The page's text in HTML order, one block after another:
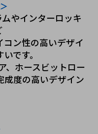
やインターロッキ
ン性の高いデザイ
です。
、ホースビットロー
成度の高いデザイン